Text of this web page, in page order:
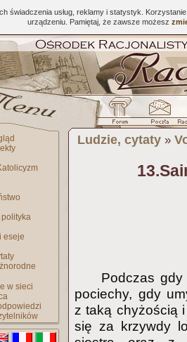
świadczenia usług, reklamy i statystyk.
urządzeniu. Pamiętaj, że zawsze możesz
polityka
eseje
w sieci
Ludzie, cytaty »
Podczas gdy
pociechy, gdy
z taką chyżością
się za krzywdy